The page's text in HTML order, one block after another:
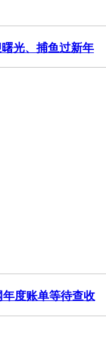
光、捕鱼过新年
度账单等待查收